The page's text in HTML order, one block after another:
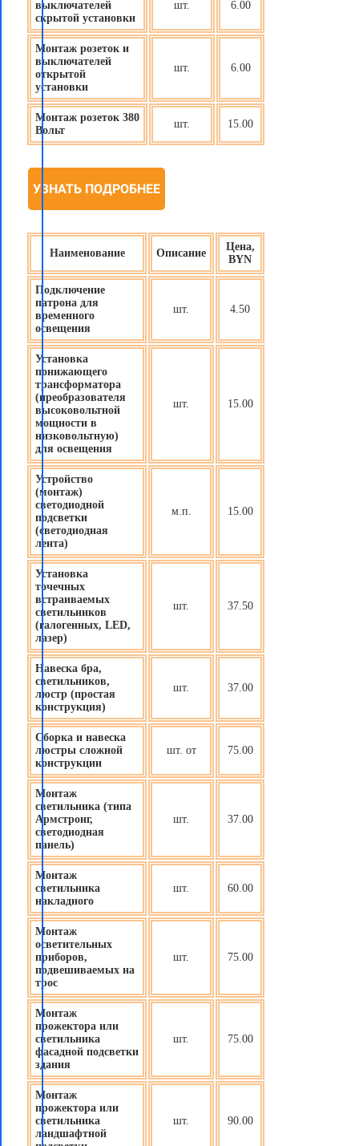
выключателей
скрытой установки
шт. 6.00
Монтаж розеток и
выключателей
открытой
установки
шт. 6.00
Монтаж розеток 380
Вольт
шт. 15.00
УЗНАТЬ ПОДРОБНЕЕ
Наименование Описание
Цена,
BYN
Подключение
патрона для
временного
освещения
шт. 4.50
Установка
понижающего
трансформатора
(преобразователя
высоковольтной
мощности в
низковольтную)
для освещения
шт. 15.00
Устройство
(монтаж)
светодиодной
подсветки
(светодиодная
лента)
м.п. 15.00
Установка
точечных
встраиваемых
светильников
(галогенных, LED,
лазер)
шт. 37.50
Навеска бра,
светильников,
люстр (простая
конструкция)
шт. 37.00
Сборка и навеска
люстры сложной
конструкции
шт. от 75.00
Монтаж
светильника (типа
Армстронг,
светодиодная
панель)
шт. 37.00
Монтаж
светильника
накладного
шт. 60.00
Монтаж
осветительных
приборов,
подвешиваемых на
трос
шт. 75.00
Монтаж
прожектора или
светильника
фасадной подсветки
здания
шт. 75.00
Монтаж
прожектора или
светильника
ландшафтной
шт. 90.00